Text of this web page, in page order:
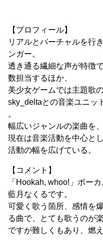
【プロフィール】
リアルとバーチャルを行
ンガー。
透き通る繊細な声が特徴
数担当するほか、
美少女ゲームでは主題歌
sky_deltaとの音楽ユニッ
。
幅広いジャンルの楽曲を
現在は音楽活動を中心と
活動の幅を広げている。
【コメント】
「Hookah, whoo!」ボー
藍月なくるです。
可愛く歌う箇所、感情を
る曲で、とても歌うのが
ですが難しくもあり、燃え